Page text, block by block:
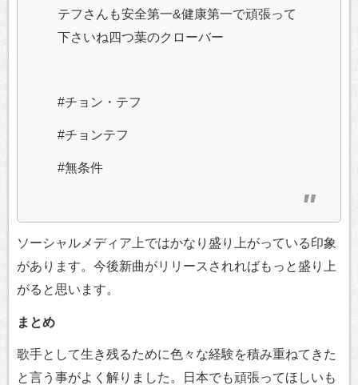
テフさんも安全第一&健康第一で頑張って
下さいね四つ葉のクローバー
#チョン・テフ
#チョンテフ
#無条件
ソーシャルメディア上ではかなり盛り上がっている印象
があります。今後新曲がリリースされればもっと盛り上
がると思います。
まとめ
歌手として生き残るために色々な経験を積み重ねてきた
と言う事がよく解りました。日本でも頑張ってほしいも